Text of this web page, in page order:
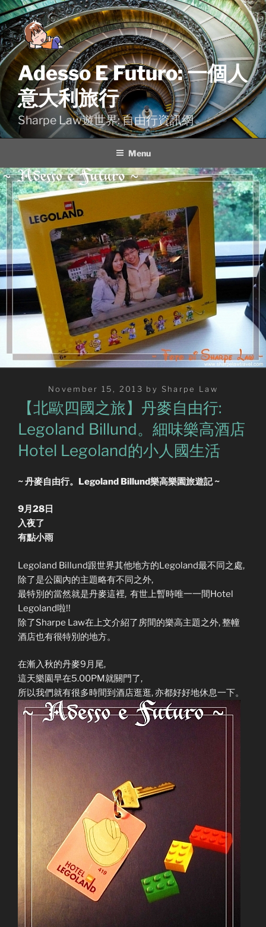
Skip
to
content
Adesso E Futuro: 一個人
意大利旅行
Sharpe Law遊世界: 自由行資訊網
Menu
Posted
on
November 15, 2013 by Sharpe Law
【北歐四國之旅】丹麥自由行:
Legoland Billund。細味樂高酒店
Hotel Legoland的小人國生活
~ 丹麥自由行。Legoland Billund樂高樂園旅遊記 ~
9月28日
入夜了
有點小雨
Legoland Billund跟世界其他地方的Legoland最不同之處,
除了是公園內的主題略有不同之外,
最特別的當然就是丹麥這裡, 有世上暫時唯一一間Hotel
Legoland啦!!
除了Sharpe Law在上文介紹了房間的樂高主題之外, 整幢
酒店也有很特別的地方。
在漸入秋的丹麥9月尾,
這天樂園早在5.00PM就關門了,
所以我們就有很多時間到酒店逛逛, 亦都好好地休息一下。